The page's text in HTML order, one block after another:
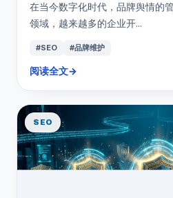
在当今数字化时代，品牌舆情的
领域，越来越多的企业开...
#SEO #品牌维护
阅读全文→
SEO